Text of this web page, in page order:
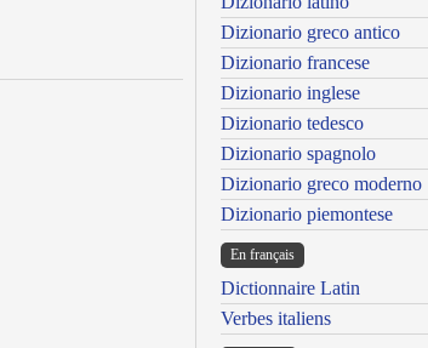
Dizionario greco antico
Dizionario francese
Dizionario inglese
Dizionario tedesco
Dizionario spagnolo
Dizionario greco moderno
Dizionario piemontese
En français
Dictionnaire Latin
Verbes italiens